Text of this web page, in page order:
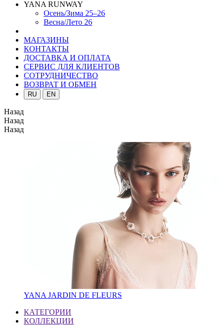
YANA RUNWAY
Осень/Зима 25–26
Весна/Лето 26
МАГАЗИНЫ
КОНТАКТЫ
ДОСТАВКА И ОПЛАТА
СЕРВИС ДЛЯ КЛИЕНТОВ
СОТРУДНИЧЕСТВО
ВОЗВРАТ И ОБМЕН
RU EN
Назад
Назад
Назад
YANA JARDIN DE FLEURS
КАТЕГОРИИ
КОЛЛЕКЦИИ